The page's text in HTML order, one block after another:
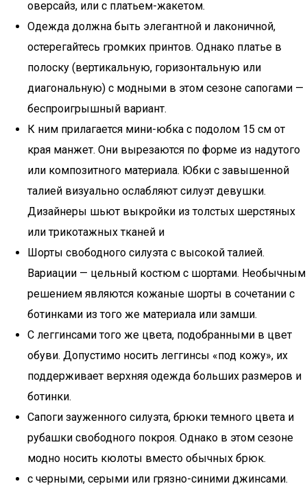
оверсайз, или с платьем-жакетом.
Одежда должна быть элегантной и лаконичной,
остерегайтесь громких принтов. Однако платье в
полоску (вертикальную, горизонтальную или
диагональную) с модными в этом сезоне сапогами —
беспроигрышный вариант.
К ним прилагается мини-юбка с подолом 15 см от
края манжет. Они вырезаются по форме из надутого
или композитного материала. Юбки с завышенной
талией визуально ослабляют силуэт девушки.
Дизайнеры шьют выкройки из толстых шерстяных
или трикотажных тканей и
Шорты свободного силуэта с высокой талией.
Вариации — цельный костюм с шортами. Необычным
решением являются кожаные шорты в сочетании с
ботинками из того же материала или замши.
С леггинсами того же цвета, подобранными в цвет
обуви. Допустимо носить леггинсы «под кожу», их
поддерживает верхняя одежда больших размеров и
ботинки.
Сапоги зауженного силуэта, брюки темного цвета и
рубашки свободного покроя. Однако в этом сезоне
модно носить кюлоты вместо обычных брюк.
с черными, серыми или грязно-синими джинсами.